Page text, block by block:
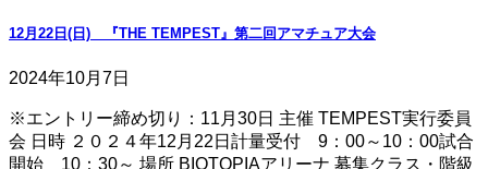
12月22日(日) 『THE TEMPEST』第二回アマチュア大会
2024年10月7日
※エントリー締め切り：11月30日 主催 TEMPEST実行委員
会 日時 ２０２４年12月22日計量受付 9：00～10：00試合
開始 10：30～ 場所 BIOTOPIAアリーナ 募集クラス・階級